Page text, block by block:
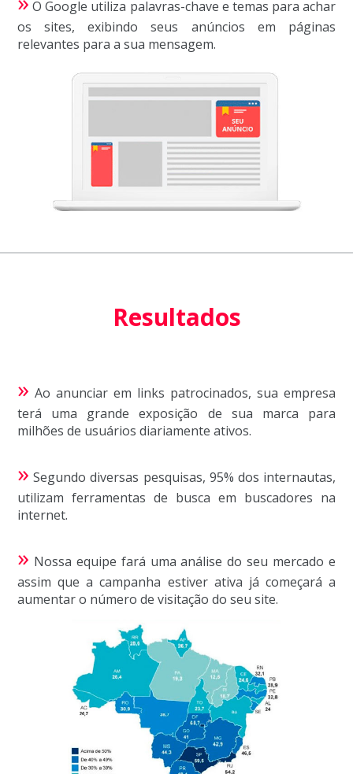
O Google utiliza palavras-chave e temas para achar
os sites, exibindo seus anúncios em páginas
relevantes para a sua mensagem.
Resultados
» Ao anunciar em links patrocinados, sua empresa
terá uma grande exposição de sua marca para
milhões de usuários diariamente ativos.
» Segundo diversas pesquisas, 95% dos internautas,
utilizam ferramentas de busca em buscadores na
internet.
» Nossa equipe fará uma análise do seu mercado e
assim que a campanha estiver ativa já começará a
aumentar o número de visitação do seu site.